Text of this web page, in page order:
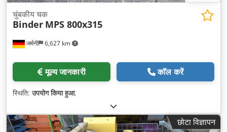
जर्मनी 6,627 km
चुंबकीय चक
Binder MPS 800x315
मूल्य जानकारी कॉल करें
स्थिति:उपयोग किया हुआ,
छोटा विज्ञापन